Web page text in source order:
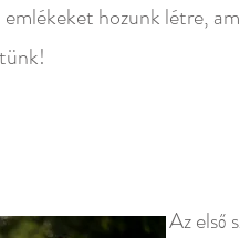
hozunk létre,
fotózás